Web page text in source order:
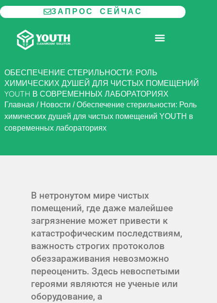
Перейти
к
содержимому
ЗАПРОС СЕЙЧАС
ОБЕСПЕЧЕНИЕ СТЕРИЛЬНОСТИ: РОЛЬ
ХИМИЧЕСКИХ ДУШЕЙ ДЛЯ ЧИСТЫХ ПОМЕЩЕНИЙ
YOUTH В СОВРЕМЕННЫХ ЛАБОРАТОРИЯХ
Главная / Новости /Обеспечение стерильности: Роль
химических душей для чистых помещений YOUTH в
современных лабораториях
В нетронутом мире чистых
помещений, где даже малейшее
загрязнение может привести к
катастрофическим последствиям,
важность строгих протоколов
обеззараживания невозможно
переоценить. Здесь невоспетыми
героями являются не ученые или
оборудование, а